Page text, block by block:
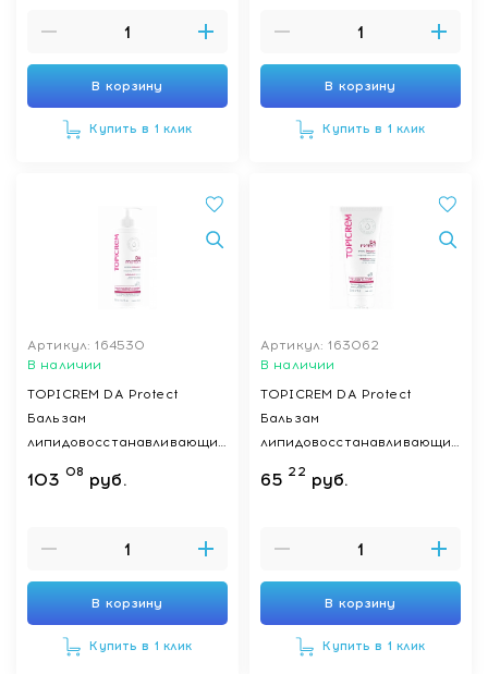
В корзину
Купить в 1 клик
В корзину
Купить в 1 клик
Артикул: 164530
В наличии
TOPICREM DA Protect
Бальзам
липидовосстанавливающий,
500мл
103 08 руб.
В корзину
Купить в 1 клик
Артикул: 163062
В наличии
TOPICREM DA Protect
Бальзам
липидовосстанавливающий,
200мл
65 22 руб.
В корзину
Купить в 1 клик